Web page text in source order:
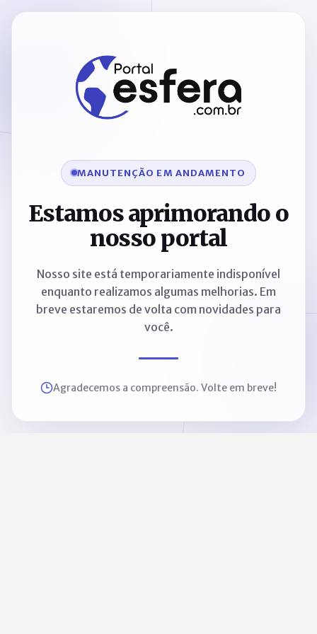
MANUTENÇÃO EM ANDAMENTO
Estamos aprimorando o
nosso portal
Nosso site está temporariamente indisponível
enquanto realizamos algumas melhorias. Em
breve estaremos de volta com novidades para
você.
Agradecemos a compreensão. Volte em breve!